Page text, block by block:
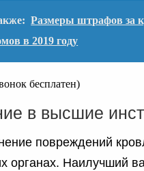
Размеры штрафов за
в 2019 году
бесплатен)
в высшие
повреждений
органах. Наилучший